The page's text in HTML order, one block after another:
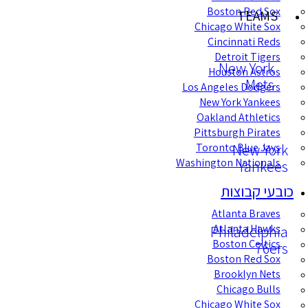
New York
Mets
New
Boston Red
Chicago White
Cincinnati
Detroit
Houston
Los Angeles
New York
Oakland
Pittsburgh
Toronto Blue
Washington
קבוצות
Atlanta
Atlanta
Boston
Boston Red
Brooklyn
Chicago
Chicago White